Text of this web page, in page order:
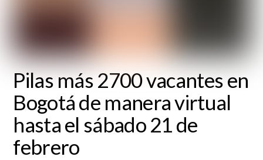
Pilas más 2700 vacantes en
Bogotá de manera virtual
hasta el sábado 21 de
febrero